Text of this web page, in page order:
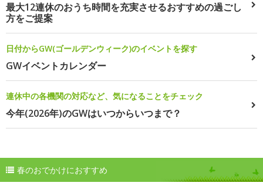
最大12連休のおうち時間を充実させるおすすめの過ごし
方をご提案
日付からGW(ゴールデンウィーク)のイベントを探す
GWイベントカレンダー
連休中の各機関の対応など、気になることをチェック
今年(2026年)のGWはいつからいつまで？
春のおでかけにおすすめ